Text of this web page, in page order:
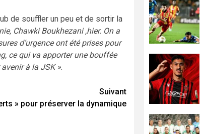
de souffler un peu et de sortir la
Chawki Boukhezani ,hier. On a
d’urgence ont été prises pour
ce qui va apporter une bouffée
à la JSK ».
Suivant
» pour préserver la dynamique